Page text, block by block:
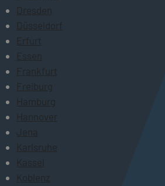
Dresden
Düsseldorf
Erfurt
Essen
Frankfurt
Freiburg
Hamburg
Hannover
Jena
Karlsruhe
Kassel
Koblenz